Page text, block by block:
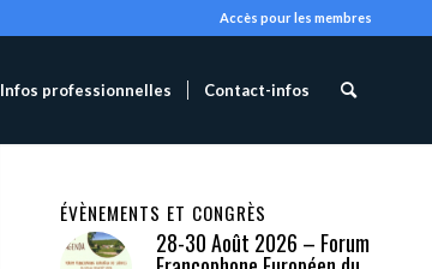
Accès pour les membres
Infos professionnelles Contact-infos
ÉVÈNEMENTS ET CONGRÈS
28-30 Août 2026 – Forum